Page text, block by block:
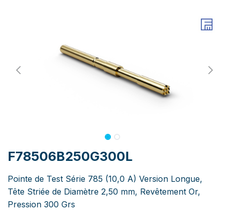
F78506B250G300L
Pointe de Test Série 785 (10,0 A) Version Longue,
Tête Striée de Diamètre 2,50 mm, Revêtement Or,
Pression 300 Grs